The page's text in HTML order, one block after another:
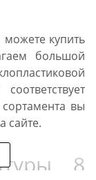
купить
большой
вы
сайте.
8